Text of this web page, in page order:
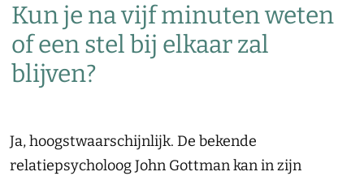
Kun je na vijf minuten weten
of een stel bij elkaar zal
blijven?
Ja, hoogstwaarschijnlijk. De bekende
relatiepsycholoog John Gottman kan in zijn